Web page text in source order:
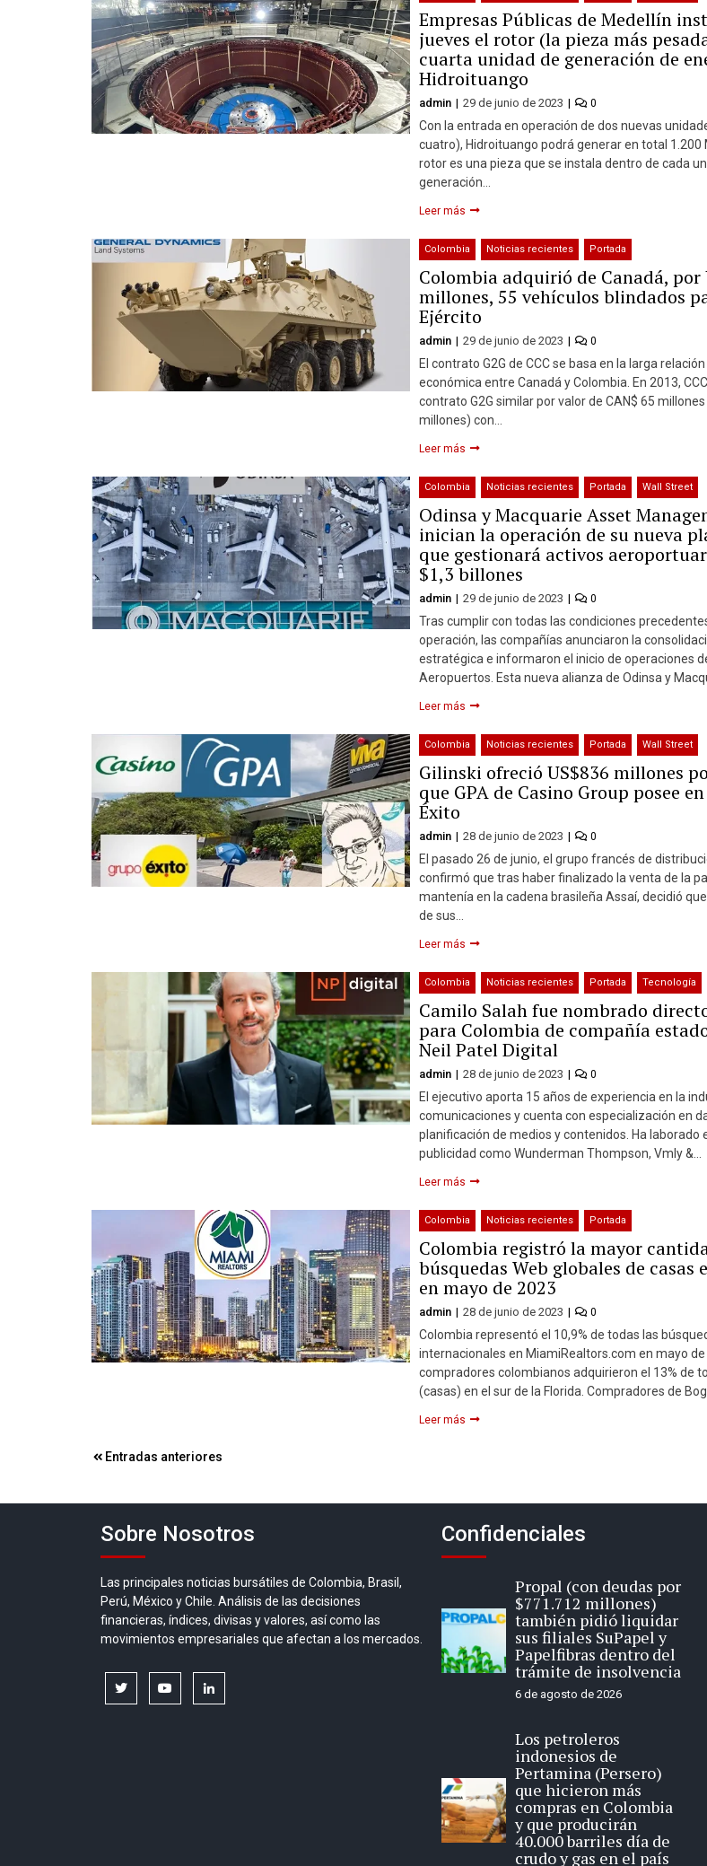
Empresas Públicas de Medellín
jueves el rotor (la pieza más
cuarta unidad de generación de
Hidroituango
admin 29 de junio de 2023 0
Con la entrada en operación de dos nuevas
cuatro), Hidroituango podrá generar en total 1.200
rotor es una pieza que se instala dentro de cada
generación…
Leer más
Colombia Noticias recientes Portada
Colombia adquirió de Canadá, por
millones, 55 vehículos blindados
Ejército
admin 29 de junio de 2023 0
El contrato G2G de CCC se basa en la larga
económica entre Canadá y Colombia. En 2013,
contrato G2G similar por valor de CAN$ 65 millones
millones) con…
Leer más
Colombia Noticias recientes Portada Wall Street
Odinsa y Macquarie Asset
inician la operación de su nueva
que gestionará activos
$1,3 billones
admin 29 de junio de 2023 0
Tras cumplir con todas las condiciones
operación, las compañías anunciaron la
estratégica e informaron el inicio de operaciones
Aeropuertos. Esta nueva alianza de Odinsa y
Leer más
Colombia Noticias recientes Portada Wall Street
Gilinski ofreció US$836 millones
que GPA de Casino Group posee
Éxito
admin 28 de junio de 2023 0
El pasado 26 de junio, el grupo francés de
confirmó que tras haber finalizado la venta de la
mantenía en la cadena brasileña Assaí, decidió
de sus…
Leer más
Colombia Noticias recientes Portada Tecnología
Camilo Salah fue nombrado
para Colombia de compañía
Neil Patel Digital
admin 28 de junio de 2023 0
El ejecutivo aporta 15 años de experiencia en la
comunicaciones y cuenta con especialización en
planificación de medios y contenidos. Ha laborado
publicidad como Wunderman Thompson, Vmly &…
Leer más
Colombia Noticias recientes Portada
Colombia registró la mayor
búsquedas Web globales de casas
en mayo de 2023
admin 28 de junio de 2023 0
Colombia representó el 10,9% de todas las
internacionales en MiamiRealtors.com en mayo de
compradores colombianos adquirieron el 13% de
(casas) en el sur de la Florida. Compradores de
Leer más
Navegación
entradas
Entradas anteriores
Sobre Nosotros
Las principales noticias bursátiles de Colombia, Brasil,
Perú, México y Chile. Análisis de las decisiones
financieras, índices, divisas y valores, así como las
movimientos empresariales que afectan a los mercados.
twitter youtubelinkedin
Confidenciales
Propal (con deudas por
$771.712 millones)
también pidió liquidar
sus filiales SuPapel y
Papelfibras dentro del
trámite de insolvencia
6 de agosto de 2026
Los petroleros
indonesios de
Pertamina (Persero)
que hicieron más
compras en Colombia
y que producirán
40.000 barriles día de
crudo y gas en el país